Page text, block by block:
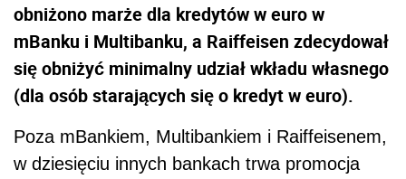
obniżono marże dla kredytów w euro w
mBanku i Multibanku, a Raiffeisen zdecydował
się obniżyć minimalny udział wkładu własnego
(dla osób starających się o kredyt w euro).
Poza mBankiem, Multibankiem i Raiffeisenem,
w dziesięciu innych bankach trwa promocja